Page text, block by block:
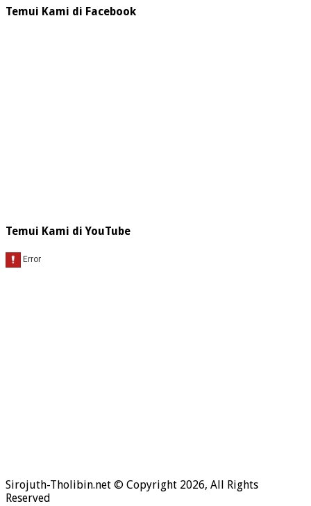
Temui Kami di Facebook
Temui Kami di YouTube
Sirojuth-Tholibin.net © Copyright 2026, All Rights
Reserved